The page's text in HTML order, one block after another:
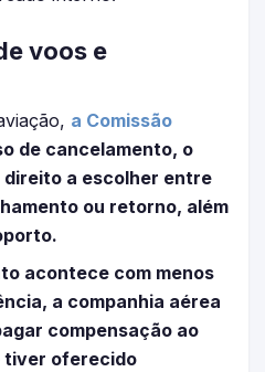
voos e
a Comissão
de cancelamento, o
a escolher entre
ou retorno, além
acontece com menos
a companhia aérea
compensação ao
tiver oferecido